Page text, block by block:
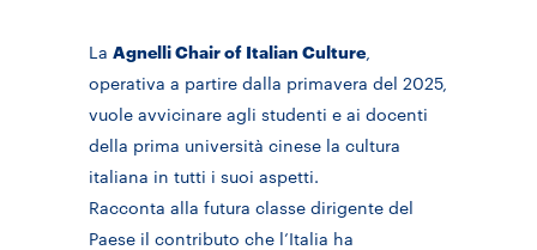
La Agnelli Chair of Italian Culture
operativa a partire dalla primavera del 2025,
vuole avvicinare agli studenti e ai docenti
della prima università cinese la cultura
italiana in tutti i suoi aspetti.
Racconta alla futura classe dirigente del
Paese il contributo che l’Italia ha